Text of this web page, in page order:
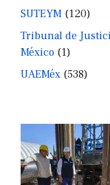
SUTEYM (120)
Tribunal de
México (1)
UAEMéx (538)